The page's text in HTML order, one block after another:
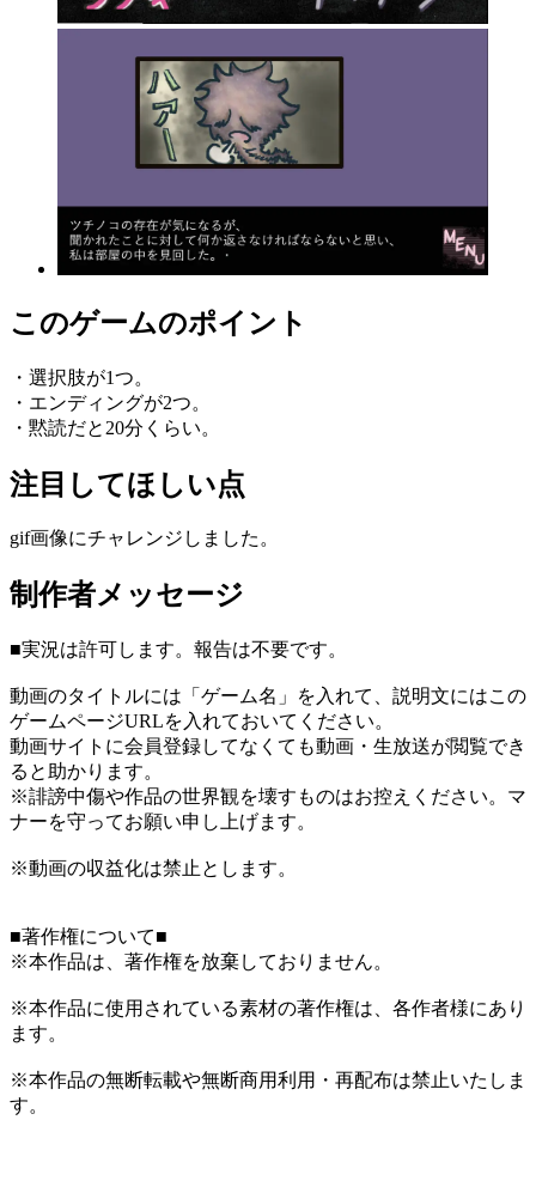
このゲームのポイント
・選択肢が1つ。
・エンディングが2つ。
・黙読だと20分くらい。
注目してほしい点
gif画像にチャレンジしました。
制作者メッセージ
■実況は許可します。報告は不要です。
動画のタイトルには「ゲーム名」を入れて、説明文にはこの
ゲームページURLを入れておいてください。
動画サイトに会員登録してなくても動画・生放送が閲覧でき
ると助かります。
※誹謗中傷や作品の世界観を壊すものはお控えください。マ
ナーを守ってお願い申し上げます。
※動画の収益化は禁止とします。
■著作権について■
※本作品は、著作権を放棄しておりません。
※本作品に使用されている素材の著作権は、各作者様にあり
ます。
※本作品の無断転載や無断商用利用・再配布は禁止いたしま
す。